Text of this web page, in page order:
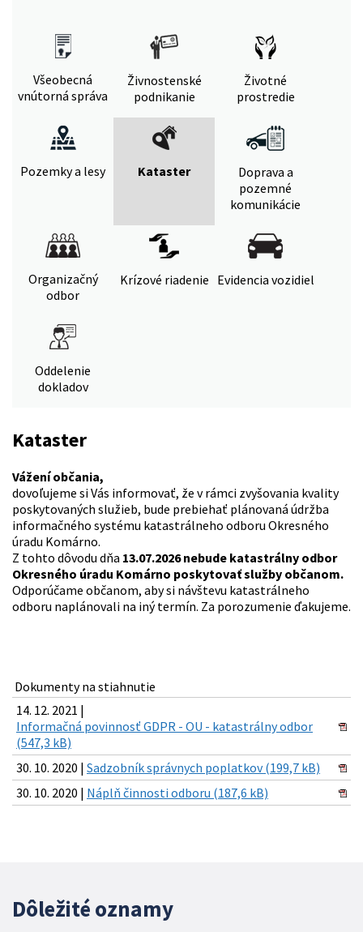
Všeobecná
vnútorná správa
Živnostenské
podnikanie
Životné
prostredie
Pozemky a lesy Kataster
Doprava a
pozemné
komunikácie
Organizačný
odbor
Krízové riadenie Evidencia vozidiel
Oddelenie
dokladov
Kataster
Vážení občania,
dovoľujeme si Vás informovať, že v rámci zvyšovania kvality
poskytovaných služieb, bude prebiehať plánovaná údržba
informačného systému katastrálneho odboru Okresného
úradu Komárno.
Z tohto dôvodu dňa 13.07.2026 nebude katastrálny odbor
Okresného úradu Komárno poskytovať služby občanom.
Odporúčame občanom, aby si návštevu katastrálneho
odboru naplánovali na iný termín. Za porozumenie ďakujeme.
Dokumenty na stiahnutie
14. 12. 2021 |
Informačná povinnosť GDPR - OU - katastrálny odbor
(547,3 kB)
30. 10. 2020 | Sadzobník správnych poplatkov (199,7 kB)
30. 10. 2020 | Náplň činnosti odboru (187,6 kB)
Dôležité oznamy